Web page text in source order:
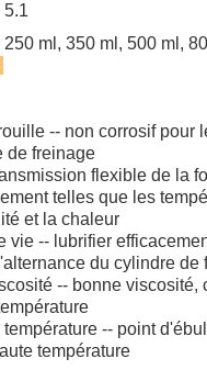
250 ml, 350 ml, 500 ml,
-- non corrosif pour
de freinage
flexible de la
telles que les
et la chaleur
vie -- lubrifier
du cylindre de
-- bonne viscosité,
-- point
température